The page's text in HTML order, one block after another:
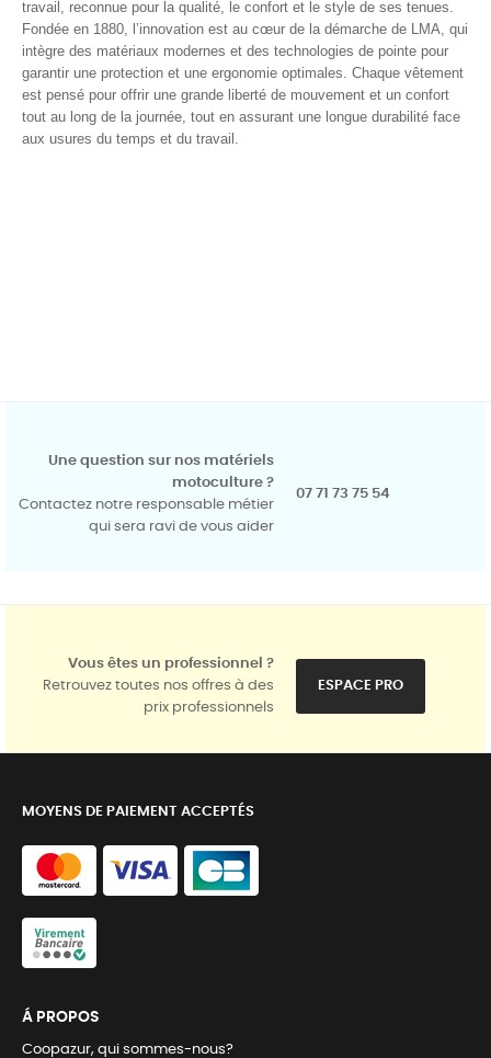
travail, reconnue pour la qualité, le confort et le style de ses tenues.
Fondée en 1880, l’innovation est au cœur de la démarche de LMA, qui
intègre des matériaux modernes et des technologies de pointe pour
garantir une protection et une ergonomie optimales. Chaque vêtement
est pensé pour offrir une grande liberté de mouvement et un confort
tout au long de la journée, tout en assurant une longue durabilité face
aux usures du temps et du travail.
Une question sur nos matériels
motoculture ?
Contactez notre responsable métier
qui sera ravi de vous aider
07 71 73 75 54
Vous êtes un professionnel ?
Retrouvez toutes nos offres à des
prix professionnels
ESPACE PRO
MOYENS DE PAIEMENT ACCEPTÉS
Á PROPOS
Coopazur, qui sommes-nous?